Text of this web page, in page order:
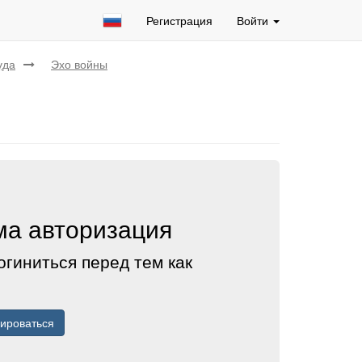
Регистрация Войти
Эхо войны
авторизация
перед тем как